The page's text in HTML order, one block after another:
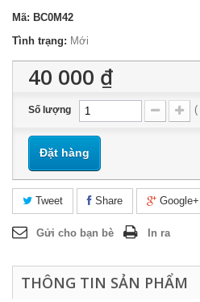
Mã: BC0M42
Tình trạng: Mới
40 000 ₫
Số lượng (
Đặt hàng
Tweet Share Google+
Gửi cho bạn bè In ra
THÔNG TIN SẢN PHẨM